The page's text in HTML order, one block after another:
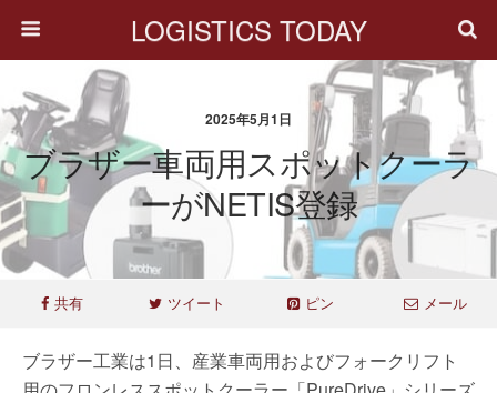
LOGISTICS TODAY
2025年5月1日
ブラザー車両用スポットクーラ
ーがNETIS登録
共有 ツイート ピン メール
ブラザー工業は1日、産業車両用およびフォークリフト